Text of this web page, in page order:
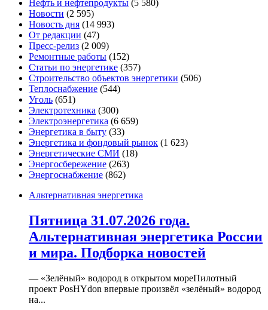
Нефть и нефтепродукты (5 580)
Новости (2 595)
Новость дня (14 993)
От редакции (47)
Пресс-релиз (2 009)
Ремонтные работы (152)
Статьи по энергетике (357)
Строительство объектов энергетики (506)
Теплоснабжение (544)
Уголь (651)
Электротехника (300)
Электроэнергетика (6 659)
Энергетика в быту (33)
Энергетика и фондовый рынок (1 623)
Энергетические СМИ (18)
Энергосбережение (263)
Энергоснабжение (862)
Альтернативная энергетика
Пятница 31.07.2026 года.
Альтернативная энергетика России
и мира. Подборка новостей
— «Зелёный» водород в открытом мореПилотный
проект PosHYdon впервые произвёл «зелёный» водород
на...